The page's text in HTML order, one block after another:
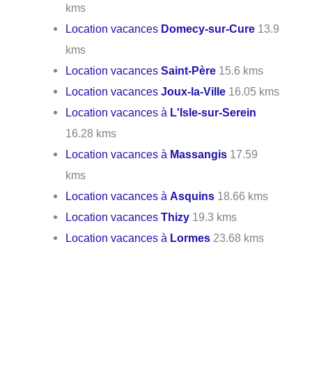
kms
Location vacances Domecy-sur-Cure 13.9
kms
Location vacancesSaint-Père 15.6 kms
Location vacancesJoux-la-Ville 16.05 kms
Location vacances à L'Isle-sur-Serein
16.28 kms
Location vacances à Massangis 17.59
kms
Location vacances àAsquins 18.66 kms
Location vacancesThizy 19.3 kms
Location vacances à Lormes 23.68 kms